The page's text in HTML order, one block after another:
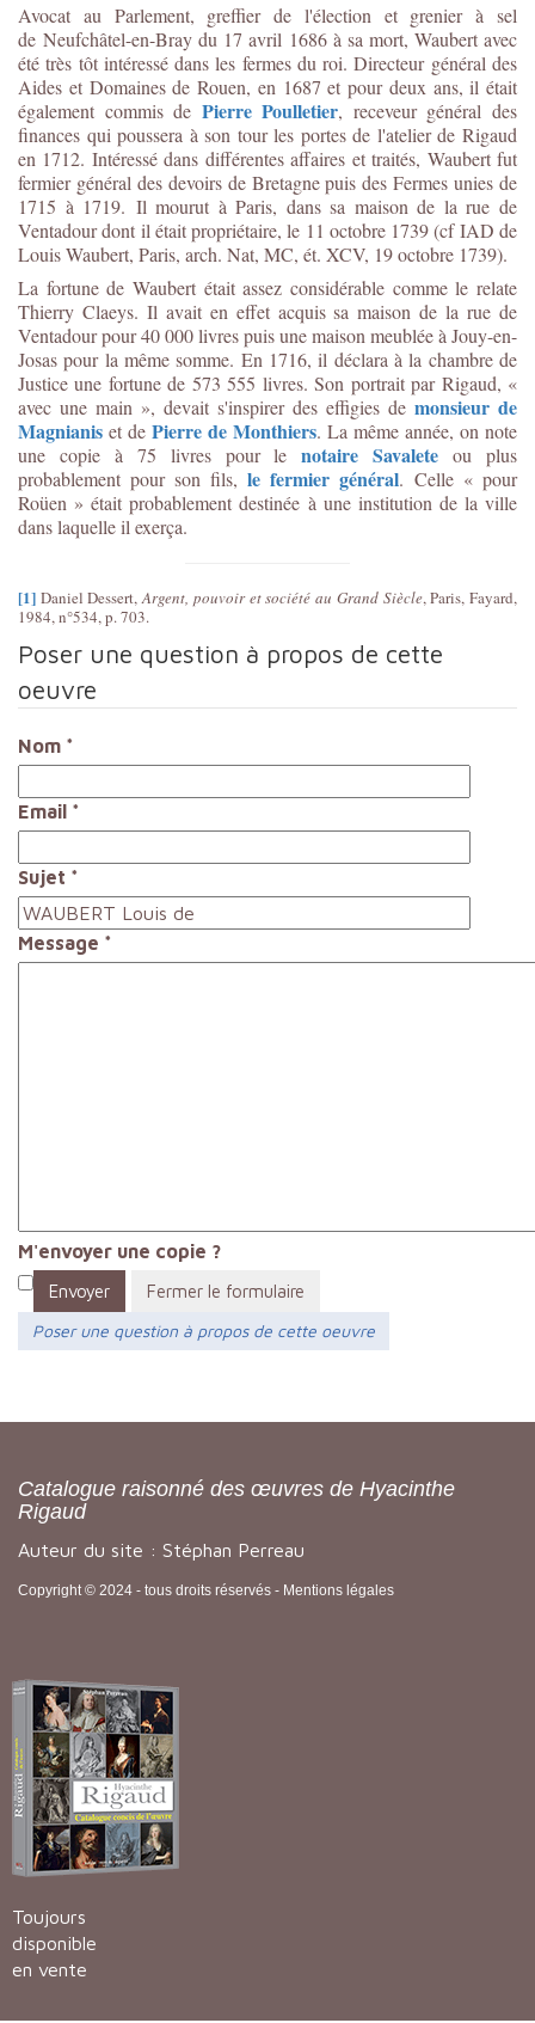
Avocat au Parlement, greffier de l'élection et grenier à sel
de Neufchâtel-en-Bray du 17 avril 1686 à sa mort, Waubert avec
été très tôt intéressé dans les fermes du roi. Directeur général des
Aides et Domaines de Rouen, en 1687 et pour deux ans, il était
également commis de Pierre Poulletier, receveur général des
finances qui poussera à son tour les portes de l'atelier de Rigaud
en 1712. Intéressé dans différentes affaires et traités, Waubert fut
fermier général des devoirs de Bretagne puis des Fermes unies de
1715 à 1719. Il mourut à Paris, dans sa maison de la rue de
Ventadour dont il était propriétaire, le 11 octobre 1739 (cf IAD de
Louis Waubert, Paris, arch. Nat, MC, ét. XCV, 19 octobre 1739).
La fortune de Waubert était assez considérable comme le relate
Thierry Claeys. Il avait en effet acquis sa maison de la rue de
Ventadour pour 40 000 livres puis une maison meublée à Jouy-en-
Josas pour la même somme. En 1716, il déclara à la chambre de
Justice une fortune de 573 555 livres. Son portrait par Rigaud, «
avec une main », devait s'inspirer des effigies de monsieur de
Magnianis et de Pierre de Monthiers. La même année, on note
une copie à 75 livres pour lenotaire Savalete ou plus
probablement pour son fils, le fermier général. Celle « pour
Roüen » était probablement destinée à une institution de la ville
dans laquelle il exerça.
[1] Daniel Dessert,Argent, pouvoir et société au Grand Siècle, Paris, Fayard,
1984, n°534, p. 703.
Poser une question à propos de cette
oeuvre
Nom *
Email *
Sujet *
Message *
M'envoyer une copie ?
Envoyer
Fermer le formulaire
Poser une question à propos de cette oeuvre
Catalogue raisonné des œuvres de Hyacinthe
Rigaud
Auteur du site : Stéphan Perreau
Copyright © 2024 - tous droits réservés - Mentions légales
Toujours
disponible
en vente